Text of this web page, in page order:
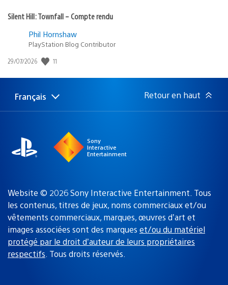
Silent Hill: Townfall – Compte rendu
Phil Hornshaw
PlayStation Blog Contributor
Date
publication
29/07/2026 11
Choisir
une
Région
actuelle
Français Retour en haut
Sony
Interactive
Entertainment
Website © 2026 Sony Interactive Entertainment. Tous
les contenus, titres de jeux, noms commerciaux et/ou
vêtements commerciaux, marques, œuvres d’art et
images associées sont des marques et/ou du matériel
protégé par le droit d’auteur de leurs propriétaires
respectifs. Tous droits réservés.